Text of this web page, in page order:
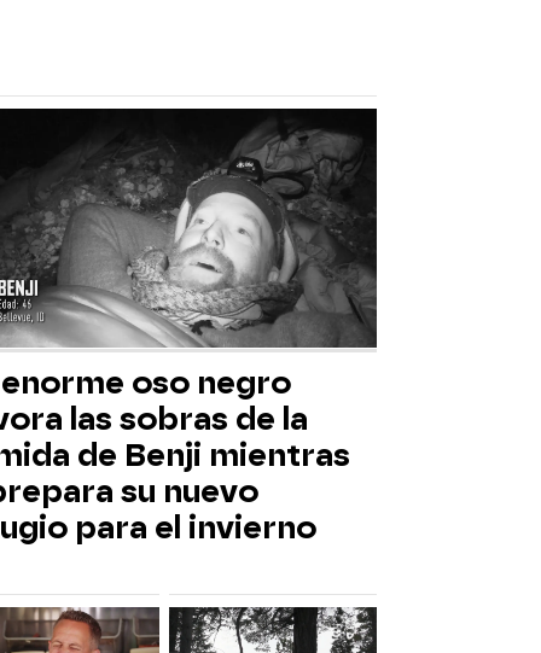
oso negro
las sobras de la
de Benji mientras
su nuevo
para el invierno